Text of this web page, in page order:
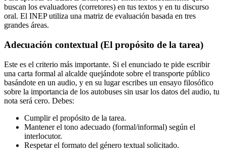
buscan los evaluadores (corretores) en tus textos y en tu discurso
oral. El INEP utiliza una matriz de evaluación basada en tres
grandes áreas.
Adecuación contextual (El propósito de la tarea)
Este es el criterio más importante. Si el enunciado te pide escribir
una carta formal al alcalde quejándote sobre el transporte público
basándote en un audio, y en su lugar escribes un ensayo filosófico
sobre la importancia de los autobuses sin usar los datos del audio, tu
nota será cero. Debes:
Cumplir el propósito de la tarea.
Mantener el tono adecuado (formal/informal) según el
interlocutor.
Respetar el formato del género textual solicitado.